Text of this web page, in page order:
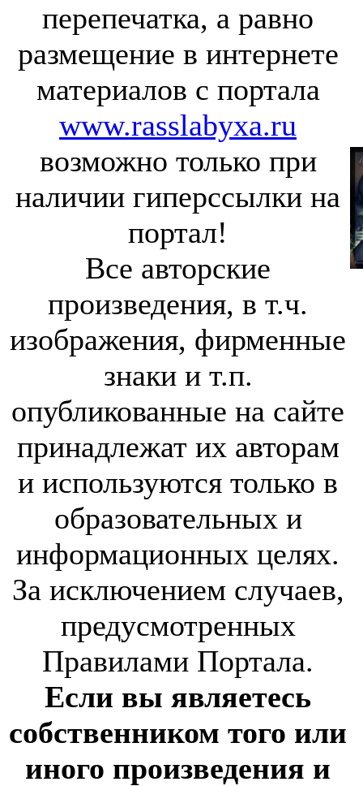
перепечатка, а равно
размещение в интернете
материалов с портала
www.rasslabyxa.ru
возможно только при
наличии гиперссылки на
портал!
Все авторские
произведения, в т.ч.
изображения, фирменные
знаки и т.п.
опубликованные на сайте
принадлежат их авторам
и используются только в
образовательных и
информационных целях.
За исключением случаев,
предусмотренных
Правилами Портала.
Если вы являетесь
собственником того или
иного произведения и